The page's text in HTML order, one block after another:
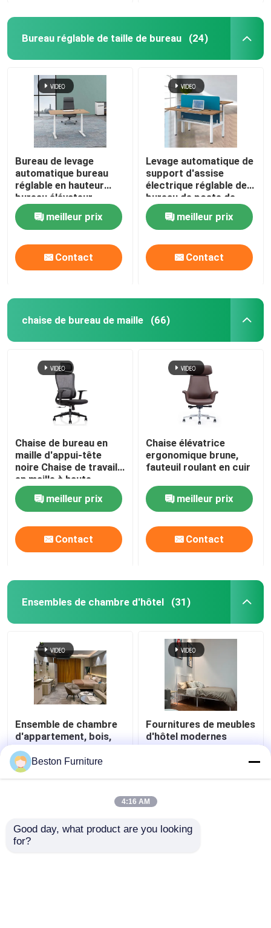
Bureau réglable de taille de bureau (24)
Bureau de levage
automatique bureau
réglable en hauteur
bureau élévateur
debout électrique en
bois
meilleur prix
Contact
Levage automatique de
support d'assise
électrique réglable de
bureau de poste de
travail de 2 personnes
meilleur prix
Contact
chaise de bureau de maille (66)
Chaise de bureau en
maille d'appui-tête
noire Chaise de travail
en maille à haute
élasticité
meilleur prix
Contact
Chaise élévatrice
ergonomique brune,
fauteuil roulant en cuir
meilleur prix
Contact
Ensembles de chambre d'hôtel (31)
Ensemble de chambre
d'appartement, bois,
ensemble de meubles
de chambre d'hôtel 5
étoiles
meilleur prix
Fournitures de meubles
d'hôtel modernes
Appartement Luxe King
meilleur prix
Beston Furniture
4:16 AM
Good day, what product are you looking
for?